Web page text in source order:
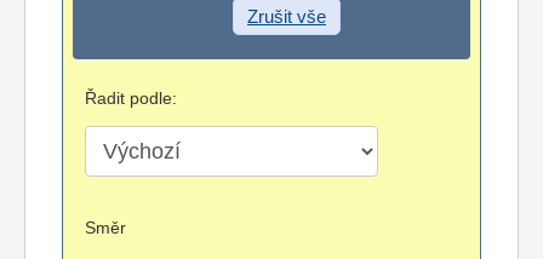
Zrušit vše
Řadit podle:
Směr